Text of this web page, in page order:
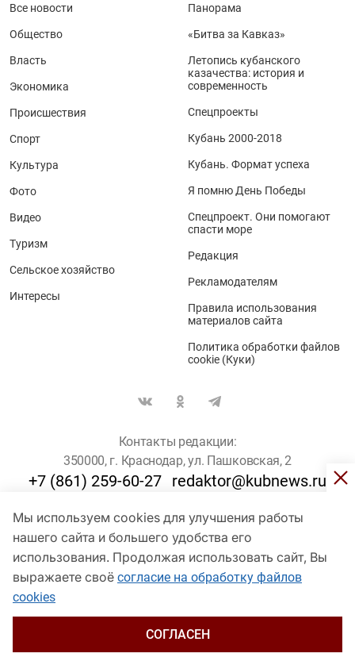
Мы используем cookies для улучшения работы
нашего сайта и большего удобства его
использования. Продолжая использовать сайт, Вы
выражаете своё согласие на обработку файлов
cookies
СОГЛАСЕН
Все новости
Общество
Власть
Экономика
Происшествия
Спорт
Культура
Фото
Видео
Туризм
Сельское хозяйство
Интересы
Панорама
«Битва за Кавказ»
Летопись кубанского
казачества: история и
современность
Спецпроекты
Кубань 2000-2018
Кубань. Формат успеха
Я помню День Победы
Спецпроект. Они помогают
спасти море
Редакция
Рекламодателям
Правила использования
материалов сайта
Политика обработки файлов
cookie (Куки)
Контакты редакции:
350000, г. Краснодар, ул. Пашковская, 2
+7 (861) 259-60-27 redaktor@kubnews.ru
Для пользователей старше 16 лет
© Кубанские Новости, 2017
Сетевое издание «kubnews» зарегистрировано Федеральной
службой по надзору в сфере связи, информационных технологий
и массовых коммуникаций (Роскомнадзор). Регистрационный
Пашковская, 2). Главный редактор – Филиппов О. Ю.